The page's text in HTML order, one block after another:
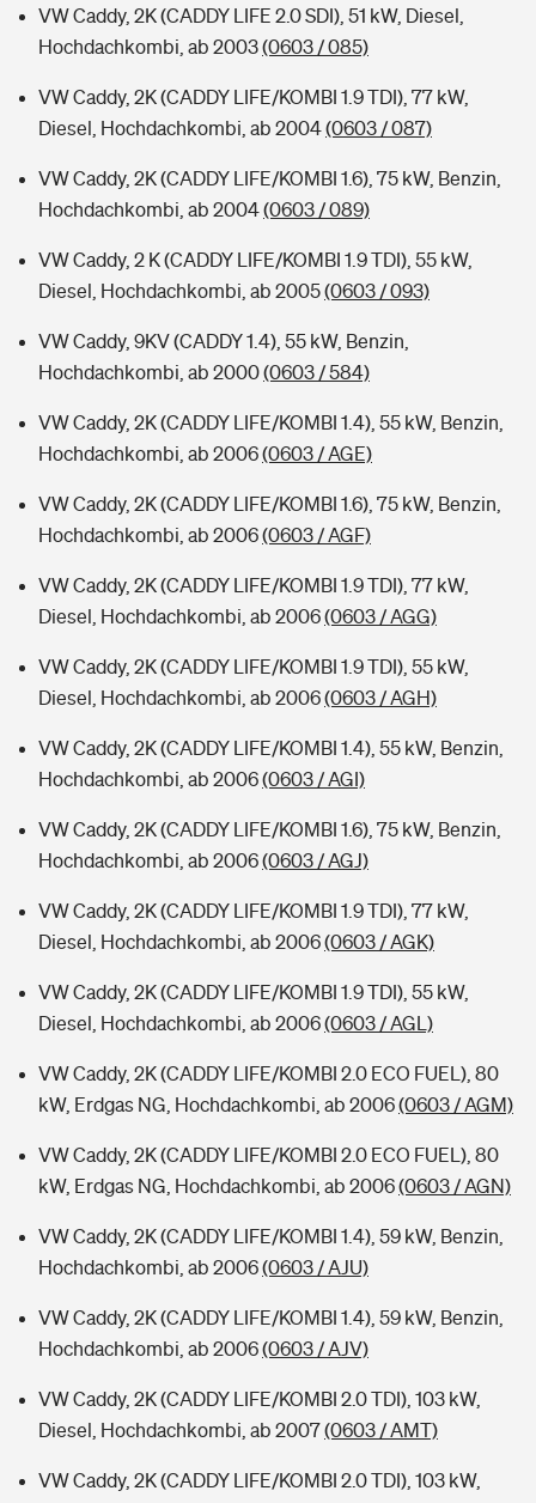
VW Caddy, 2K (CADDY LIFE 2.0 SDI), 51 kW, Diesel,
Hochdachkombi, ab 2003(0603 / 085)
VW Caddy, 2K (CADDY LIFE/KOMBI 1.9 TDI), 77 kW,
Diesel, Hochdachkombi, ab 2004(0603 / 087)
VW Caddy, 2K (CADDY LIFE/KOMBI 1.6), 75 kW, Benzin,
Hochdachkombi, ab 2004(0603 / 089)
VW Caddy, 2 K (CADDY LIFE/KOMBI 1.9 TDI), 55 kW,
Diesel, Hochdachkombi, ab 2005(0603 / 093)
VW Caddy, 9KV (CADDY 1.4), 55 kW, Benzin,
Hochdachkombi, ab 2000(0603 / 584)
VW Caddy, 2K (CADDY LIFE/KOMBI 1.4), 55 kW, Benzin,
Hochdachkombi, ab 2006(0603 / AGE)
VW Caddy, 2K (CADDY LIFE/KOMBI 1.6), 75 kW, Benzin,
Hochdachkombi, ab 2006(0603 / AGF)
VW Caddy, 2K (CADDY LIFE/KOMBI 1.9 TDI), 77 kW,
Diesel, Hochdachkombi, ab 2006(0603 / AGG)
VW Caddy, 2K (CADDY LIFE/KOMBI 1.9 TDI), 55 kW,
Diesel, Hochdachkombi, ab 2006(0603 / AGH)
VW Caddy, 2K (CADDY LIFE/KOMBI 1.4), 55 kW, Benzin,
Hochdachkombi, ab 2006(0603 / AGI)
VW Caddy, 2K (CADDY LIFE/KOMBI 1.6), 75 kW, Benzin,
Hochdachkombi, ab 2006(0603 / AGJ)
VW Caddy, 2K (CADDY LIFE/KOMBI 1.9 TDI), 77 kW,
Diesel, Hochdachkombi, ab 2006(0603 / AGK)
VW Caddy, 2K (CADDY LIFE/KOMBI 1.9 TDI), 55 kW,
Diesel, Hochdachkombi, ab 2006(0603 / AGL)
VW Caddy, 2K (CADDY LIFE/KOMBI 2.0 ECO FUEL), 80
kW, Erdgas NG, Hochdachkombi, ab 2006(0603 / AGM)
VW Caddy, 2K (CADDY LIFE/KOMBI 2.0 ECO FUEL), 80
kW, Erdgas NG, Hochdachkombi, ab 2006(0603 / AGN)
VW Caddy, 2K (CADDY LIFE/KOMBI 1.4), 59 kW, Benzin,
Hochdachkombi, ab 2006(0603 / AJU)
VW Caddy, 2K (CADDY LIFE/KOMBI 1.4), 59 kW, Benzin,
Hochdachkombi, ab 2006(0603 / AJV)
VW Caddy, 2K (CADDY LIFE/KOMBI 2.0 TDI), 103 kW,
Diesel, Hochdachkombi, ab 2007(0603 / AMT)
VW Caddy, 2K (CADDY LIFE/KOMBI 2.0 TDI), 103 kW,